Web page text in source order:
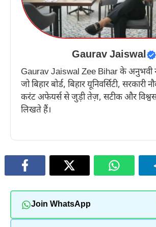
Gaurav Jaiswal
Gaurav Jaiswal Zee Bihar के अनुभवी
जो बिहार बोर्ड, बिहार यूनिवर्सिटी, सरकारी
करंट अफेयर्स से जुड़ी तेज़, सटीक और
लिखते हैं।
Join WhatsApp